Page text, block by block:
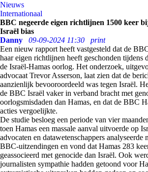
Nieuws
Internationaal
BBC negeerde eigen richtlijnen 1500 keer
Israël bias
Danny
09-09-2024 11:30
print
Een nieuw rapport heeft vastgesteld dat de
haar eigen richtlijnen heeft geschonden tijdens
de Israël-Hamas oorlog. Het onderzoek,
advocaat Trevor Asserson, laat zien dat de
aanzienlijk bevooroordeeld was tegen Israël.
de BBC Israël vaker in verband bracht met
oorlogsmisdaden dan Hamas, en dat de BBC
acties vergoelijkte.
De studie besloeg een periode van vier
toen Hamas een massale aanval uitvoerde op
advocaten en datawetenschappers
BBC-uitzendingen en vond dat Hamas 283
geassocieerd met genocide dan Israël. Ook
journalisten sympathie hadden getoond voor